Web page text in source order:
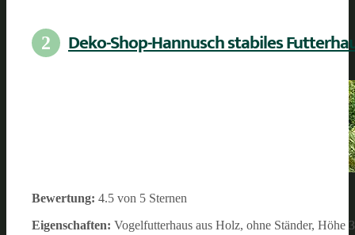
2 Deko-Shop-Hannusch stabiles
Bewertung: 4.5 von 5 Sternen
Eigenschaften: Vogelfutterhaus aus Holz, ohne Ständer, Höhe